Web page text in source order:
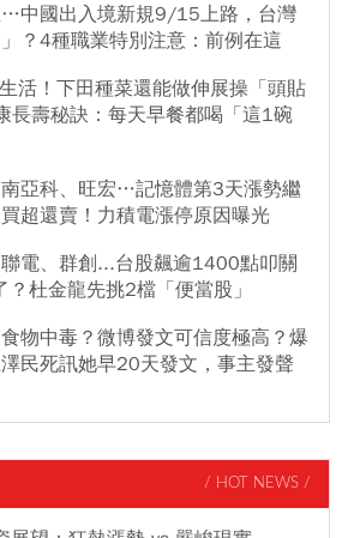
中國出入境新規9/15上路，台灣
？4種職業特別注意：前例在這
活！下田種菜還能做伸展操「頭貼
長壽秘訣：每天早餐都喝「這1碗
亞科、旺宏…記憶體第3天漲勢繼
超還賣！力積電漲停原因曝光
電、群創...台股飆逾1400點叩關
杜金龍先挑2檔「便當股」
物中毒？微博發文可信度極高？爆
民死訊她早20天發文，事主發聲
/ HOT NEWS /